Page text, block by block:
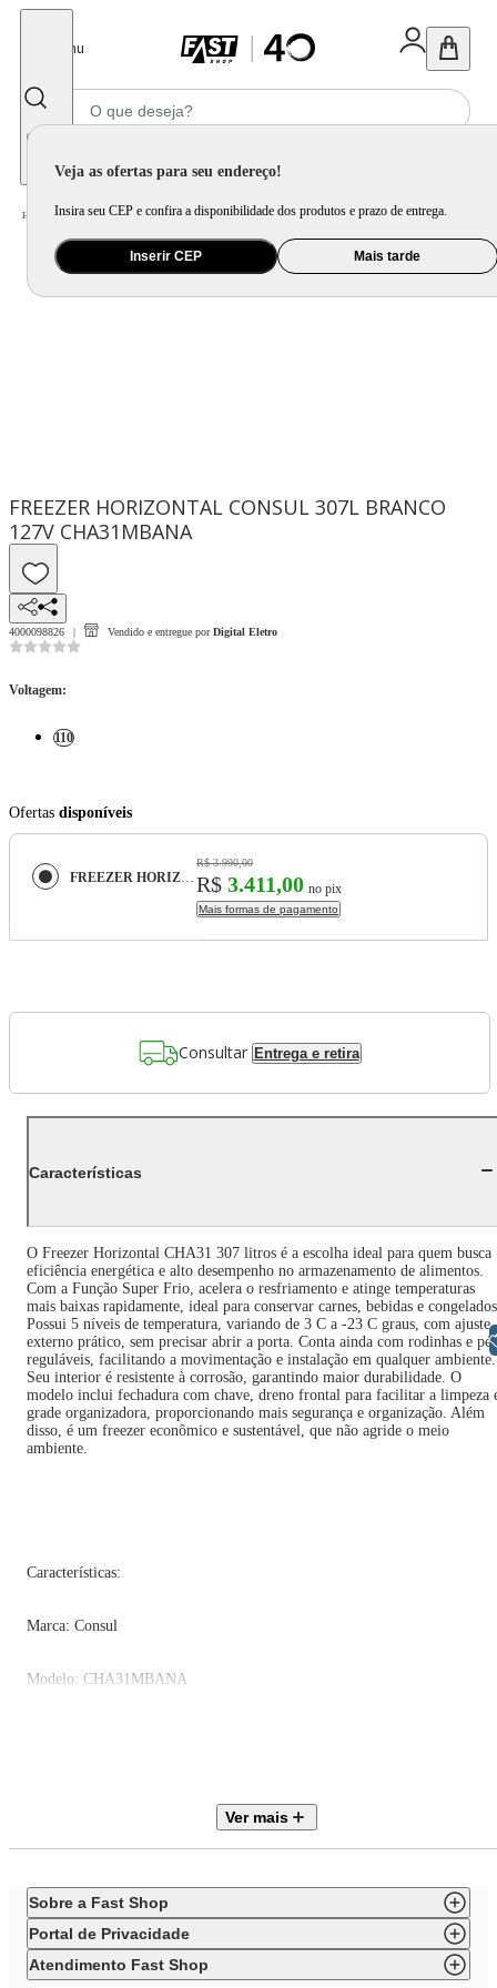
Menu
Veja as ofertas para seu endereço!
Insira seu CEP e confira a disponibilidade dos produtos e prazo de entrega.
Inserir CEP Mais tarde
Home Eletrodomésticos / Geladeira e Freezer
FREEZER HORIZONTAL CONSUL 307L BRANCO
127V CHA31MBANA
4000098826 Vendido e entregue por Digital Eletro
Voltagem:
110
Ofertas disponíveis
FREEZER HORIZONTAL CONSUL 307L BRANCO 127V CHA31MBANA
R$ 3.990,00
R$ 3.411,00 no pix
Mais formas de pagamento
Consultar Entrega e retira
Características
O Freezer Horizontal CHA31 307 litros é a escolha ideal para quem busca
eficiência energética e alto desempenho no armazenamento de alimentos.
Com a Função Super Frio, acelera o resfriamento e atinge temperaturas
mais baixas rapidamente, ideal para conservar carnes, bebidas e
Possui 5 níveis de temperatura, variando de 3 C a -23 C graus, com ajuste
externo prático, sem precisar abrir a porta. Conta ainda com rodinhas e pés
reguláveis, facilitando a movimentação e instalação em qualquer ambiente.
Seu interior é resistente à corrosão, garantindo maior durabilidade. O
modelo inclui fechadura com chave, dreno frontal para facilitar a limpeza
grade organizadora, proporcionando mais segurança e organização. Além
disso, é um freezer econômico e sustentável, que não agride o meio
ambiente.
Características:
Marca: Consul
Modelo: CHA31MBANA
Controle de temperatura: Sim
Tipo: Horizontal
Ver mais
Sobre a Fast Shop
Portal de Privacidade
Atendimento Fast Shop
Libras